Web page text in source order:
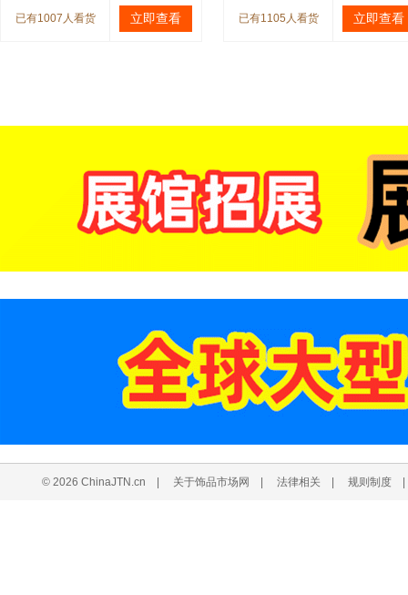
已有1007人看货 立即查看 已有1105人看货 立即查看
© 2026 ChinaJTN.cn 关于饰品市场网 法律相关 规则制度